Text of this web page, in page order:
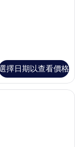
擇日期以查看價格